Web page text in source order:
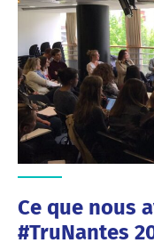
Ce que nous
#TruNantes